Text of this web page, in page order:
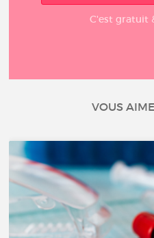
C'est gratuit
VOUS